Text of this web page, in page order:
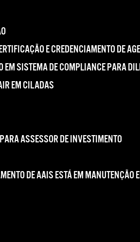
E CREDENCIAMENTO DE
EM SISTEMA DE COMPLIANCE PARA
EM CILADAS
ASSESSOR DE INVESTIMENTO
DE AAIS ESTÁ EM